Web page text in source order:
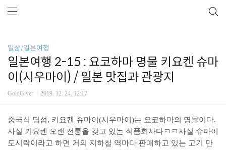
일상/일본여행
일본여행 2-15 : 요코하마 명물 키요켄 슈마
이(시우마이) / 일본 맛집과 관광지
GoldGiver 2019. 12. 24. 12:17
중국식 딤섬, 키요켄 슈마이(시우마이)는 요코하마의 명물이다.
사실 키요켄 오랜 전통을 갖고 있는 식품회사다ㅋㅋ사실 슈마이
도시락이라고 하면 거의 지하철 역마다 판매하고 있는 고기 만